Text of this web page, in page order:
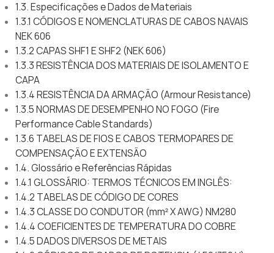
1.3. Especificações e Dados de Materiais
1.3.1 CÓDIGOS E NOMENCLATURAS DE CABOS NAVAIS
NEK 606
1.3.2 CAPAS SHF1 E SHF2 (NEK 606)
1.3.3 RESISTÊNCIA DOS MATERIAIS DE ISOLAMENTO E
CAPA
1.3.4 RESISTÊNCIA DA ARMAÇÃO (Armour Resistance)
1.3.5 NORMAS DE DESEMPENHO NO FOGO (Fire
Performance Cable Standards)
1.3.6 TABELAS DE FIOS E CABOS TERMOPARES DE
COMPENSAÇÃO E EXTENSÃO
1.4. Glossário e Referências Rápidas
1.4.1 GLOSSÁRIO: TERMOS TÉCNICOS EM INGLÊS:
1.4.2 TABELAS DE CÓDIGO DE CORES
1.4.3 CLASSE DO CONDUTOR (mm² X AWG) NM280
1.4.4 COEFICIENTES DE TEMPERATURA DO COBRE
1.4.5 DADOS DIVERSOS DE METAIS